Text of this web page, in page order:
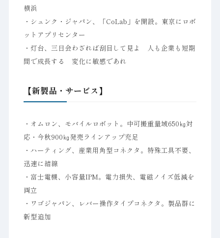
横浜
・シュンク・ジャパン、「CoLab」を開設。東京にロボ
ットアプリセンター
・灯台、三日会わざれば刮目して見よ 人も企業も短期
間で成長する 変化に敏感であれ
【新製品・サービス】
・オムロン、モバイルロボット。中可搬重量域650㎏対
応・今秋900㎏発売ラインアップ充足
・ハーティング、産業用角型コネクタ。特殊工具不要、
迅速に結線
・富士電機、小容量IPM。電力損失、電磁ノイズ低減を
両立
・ワゴジャパン、レバー操作タイプコネクタ。製品群に
新型追加